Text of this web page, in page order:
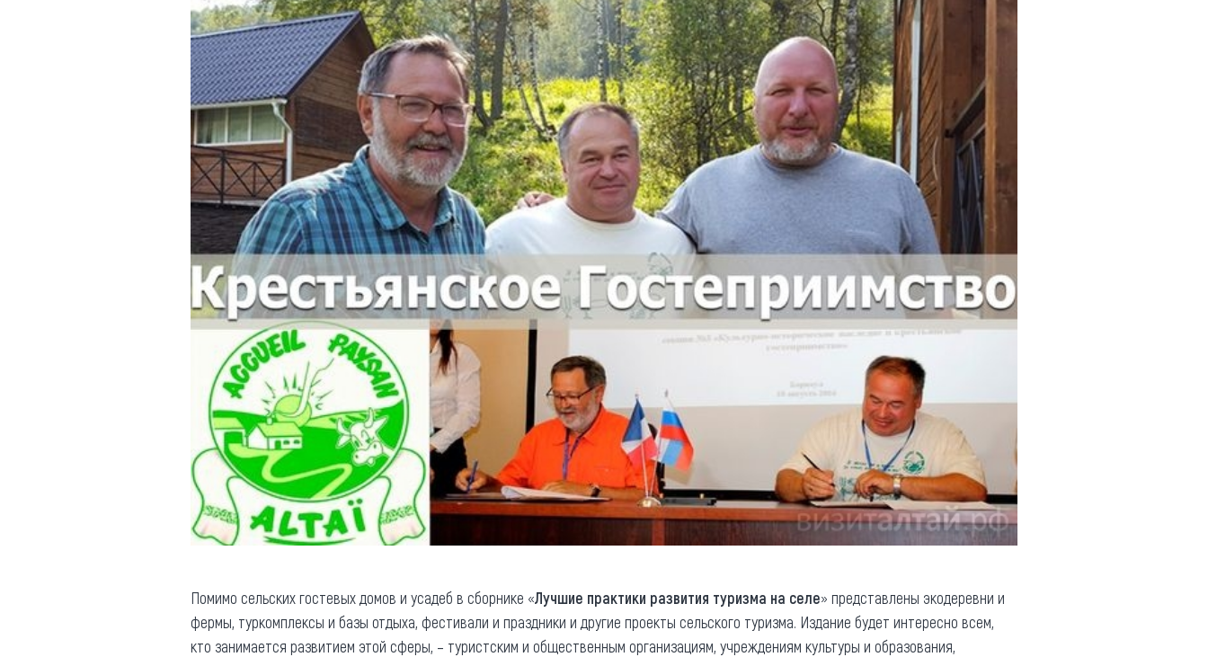
Помимо сельских гостевых домов и усадеб в сборнике «Лучшие практики развития туризма на селе» представлены экодеревни и
фермы, туркомплексы и базы отдыха, фестивали и праздники и другие проекты сельского туризма. Издание будет интересно всем,
кто занимается развитием этой сферы, – туристским и общественным организациям, учреждениям культуры и образования,